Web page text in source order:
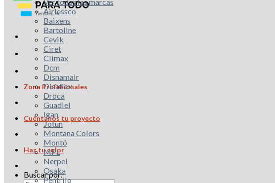
Zona Profesionales
Cuéntanos tu proyecto
Haz tu color
Buscar por:
Airlessco
Baixens
Bartoline
Cevik
Ciret
Climax
Dcm
Disnamair
Disaflex
Droca
Guadiel
Igan
Jotun
Montana Colors
Montó
MPL
Nerpel
Osaka
Pentrilo